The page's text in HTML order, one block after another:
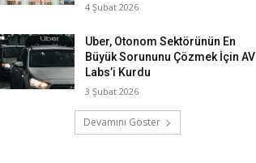
4 Şubat 2026
Uber, Otonom Sektörünün En
Büyük Sorununu Çözmek İçin AV
Labs’i Kurdu
3 Şubat 2026
Devamını Göster